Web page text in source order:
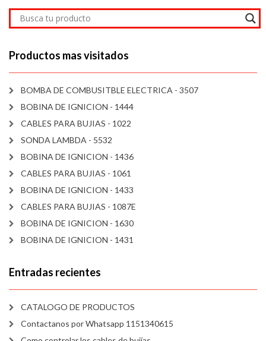
Productos mas visitados
BOMBA DE COMBUSITBLE ELECTRICA - 3507
BOBINA DE IGNICION - 1444
CABLES PARA BUJIAS - 1022
SONDA LAMBDA - 5532
BOBINA DE IGNICION - 1436
CABLES PARA BUJIAS - 1061
BOBINA DE IGNICION - 1433
CABLES PARA BUJIAS - 1087E
BOBINA DE IGNICION - 1630
BOBINA DE IGNICION - 1431
Entradas recientes
CATALOGO DE PRODUCTOS
Contactanos por Whatsapp 1151340615